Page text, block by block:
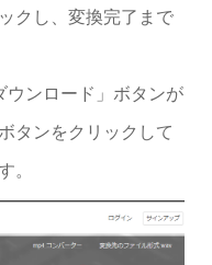
クし、変換完了まで
ウンロード」ボタンが
タンをクリックして
。